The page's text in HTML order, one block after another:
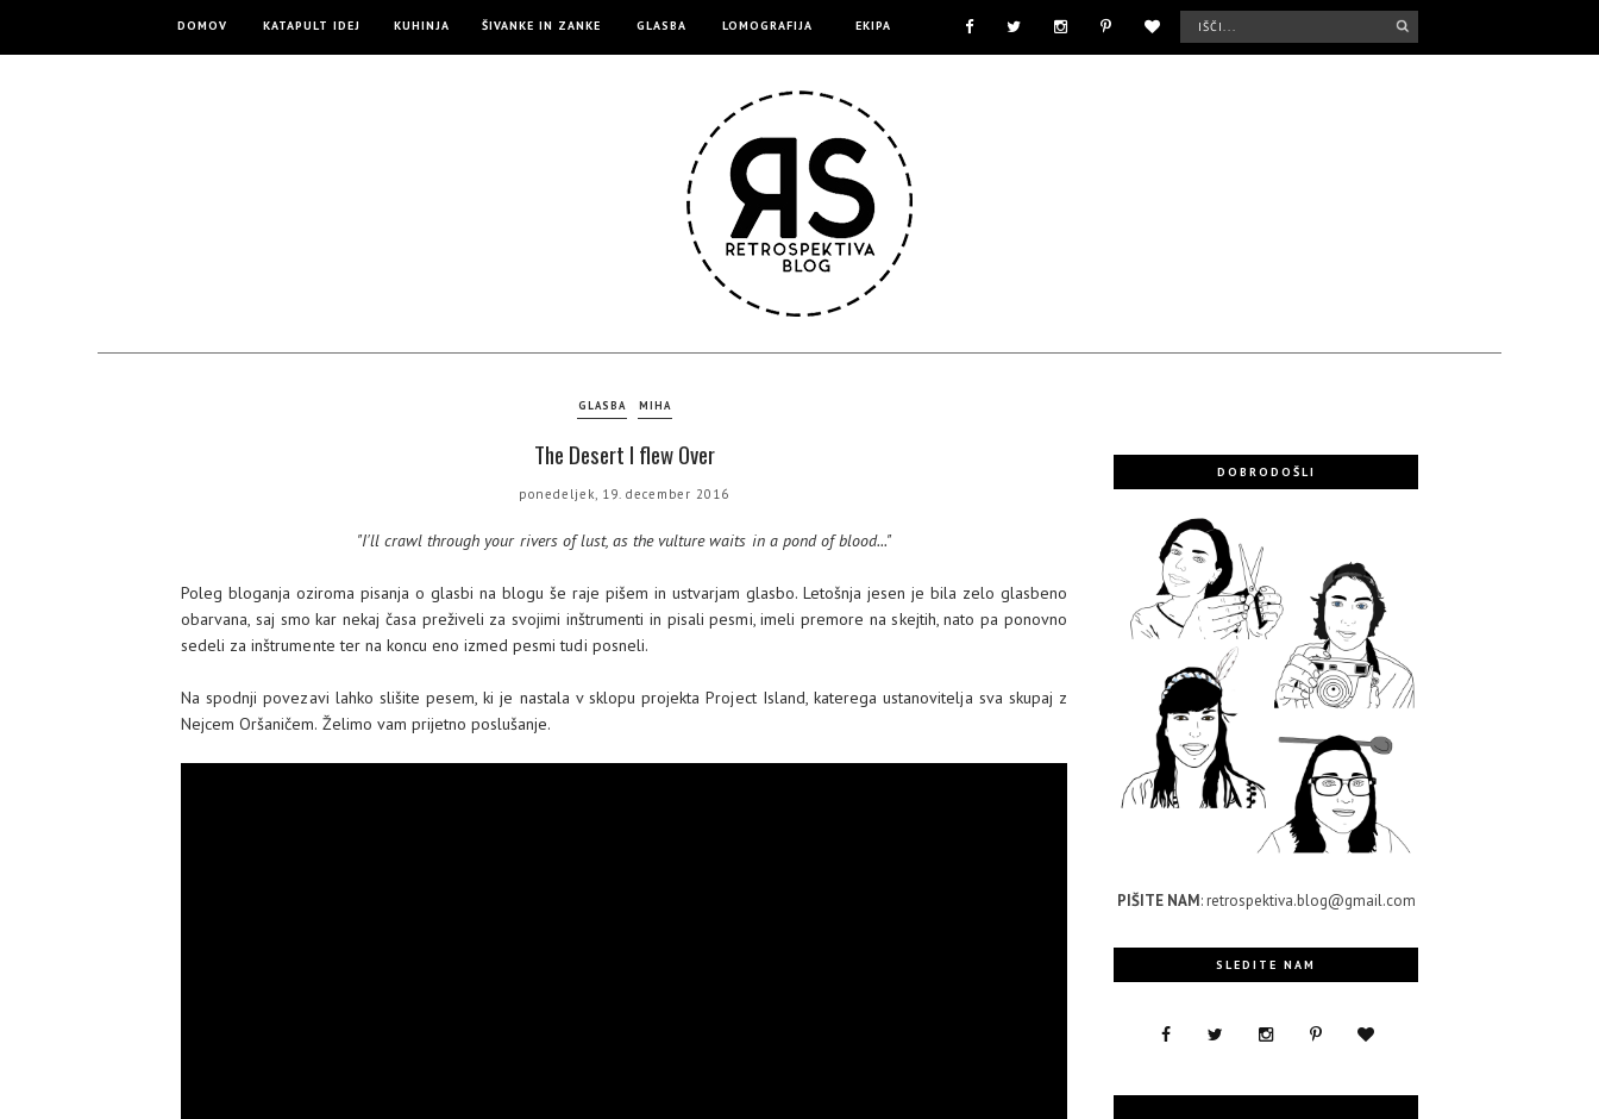
DOMOV KATAPULT IDEJ KUHINJA ŠIVANKE IN ZANKE GLASBA LOMOGRAFIJA EKIPA
GLASBA MIHA
The Desert I flew Over
ponedeljek, 19. december 2016
"I'll crawl through your rivers of lust, as the vulture waits in a pond of blood..."
Poleg bloganja oziroma pisanja o glasbi na blogu še raje pišem in ustvarjam glasbo. Letošnja jesen je bila zelo glasbeno
obarvana, saj smo kar nekaj časa preživeli za svojimi inštrumenti in pisali pesmi, imeli premore na skejtih, nato pa ponovno
sedeli za inštrumente ter na koncu eno izmed pesmi tudi posneli.
Na spodnji povezavi lahko slišite pesem, ki je nastala v sklopu projekta Project Island, katerega ustanovitelja sva skupaj z
Nejcem Oršaničem. Želimo vam prijetno poslušanje.
DOBRODOŠLI
PIŠITE NAM: retrospektiva.blog@gmail.com
SLEDITE NAM